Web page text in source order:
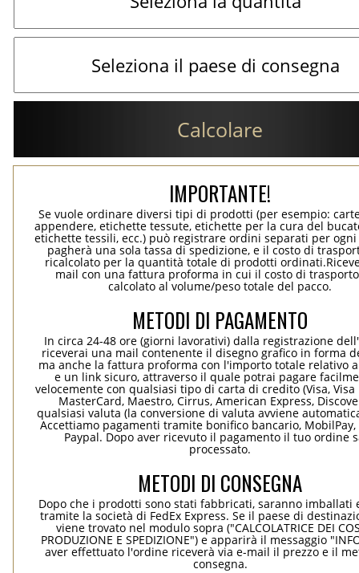
Calcolare
IMPORTANTE!
Se vuole ordinare diversi tipi di prodotti (per esempio:
appendere, etichette tessute, etichette per la cura del
etichette tessili, ecc.) può registrare ordini separati per
pagherà una sola tassa di spedizione, e il costo di
ricalcolato per la quantità totale di prodotti
mail con una fattura proforma in cui il costo di
calcolato al volume/peso totale del pacco.
METODI DI PAGAMENTO
In circa 24-48 ore (giorni lavorativi) dalla registrazione
riceverai una mail contenente il disegno grafico in forma
ma anche la fattura proforma con l'importo totale relativo
e un link sicuro, attraverso il quale potrai pagare
velocemente con qualsiasi tipo di carta di credito (Visa, Visa
MasterCard, Maestro, Cirrus, American Express,
qualsiasi valuta (la conversione di valuta avviene
Accettiamo pagamenti tramite bonifico bancario, MobilPay,
Paypal. Dopo aver ricevuto il pagamento il tuo ordine
processato.
METODI DI CONSEGNA
Dopo che i prodotti sono stati fabbricati, saranno imballati
tramite la società di FedEx Express. Se il paese di
viene trovato nel modulo sopra ("CALCOLATRICE DEI
PRODUZIONE E SPEDIZIONE") e apparirà il messaggio
aver effettuato l'ordine riceverà via e-mail il prezzo e il
consegna.